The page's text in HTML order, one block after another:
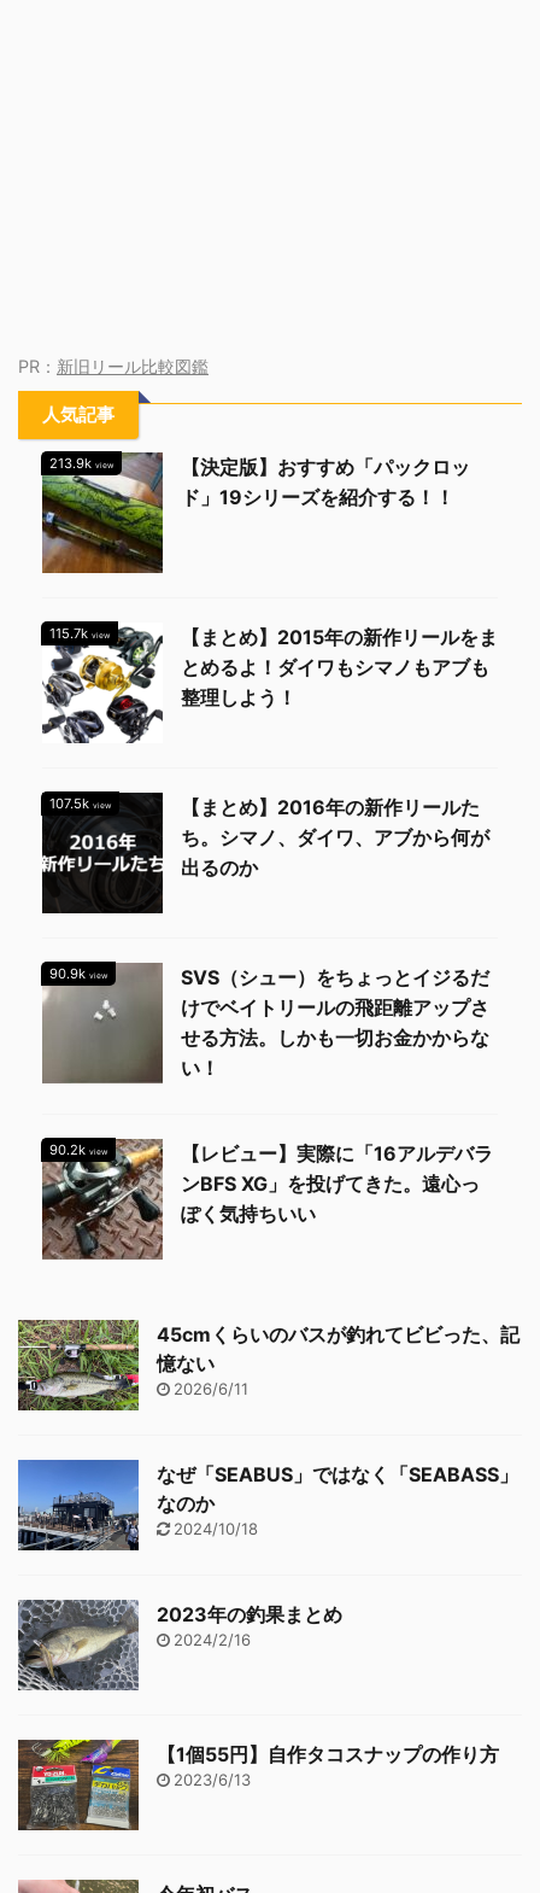
PR： 新旧リール比較図鑑
人気記事
213.9k view
【決定版】おすすめ「パックロッ
ド」19シリーズを紹介する！！
115.7k view
【まとめ】2015年の新作リールをま
とめるよ！ダイワもシマノもアブも
整理しよう！
107.5k view
【まとめ】2016年の新作リールた
ち。シマノ、ダイワ、アブから何が
出るのか
90.9k view
SVS（シュー）をちょっとイジるだ
けでベイトリールの飛距離アップさ
せる方法。しかも一切お金かからな
い！
90.2k view
【レビュー】実際に「16アルデバラ
ンBFS XG」を投げてきた。遠心っ
ぽく気持ちいい
45cmくらいのバスが釣れてビビった、記
憶ない
2026/6/11
なぜ「SEABUS」ではなく「SEABASS」
なのか
2024/10/18
2023年の釣果まとめ
2024/2/16
【1個55円】自作タコスナップの作り方
2023/6/13